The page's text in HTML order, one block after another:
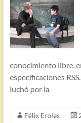
conocimiento libre,
especificaciones
luchó por la
Félix Eroles